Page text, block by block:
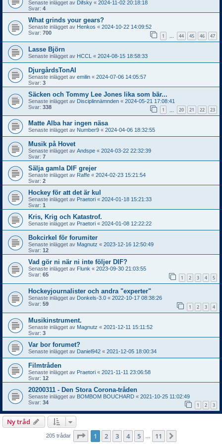
Senaste inlägget av Difsky « 2024-11-02 20:18:18
Svar: 4
What grinds your gears?
Senaste inlägget av Henkos « 2024-10-22 14:09:52
Svar: 700 1 … 44 45 46 47
Lasse Björn
Senaste inlägget av HCCL « 2024-08-15 18:58:33
DjurgårdsTonAI
Senaste inlägget av emilin « 2024-07-06 14:05:57
Svar: 3
Säcken och Tommy Lee Jones lika som bär...
Senaste inlägget av Disciplinnämnden « 2024-05-21 17:08:41
Svar: 338 1 20 21 22 23
Matte Alba har ingen näsa
Senaste inlägget av Number9 « 2024-04-06 18:32:55
Musik på Hovet
Senaste inlägget av Andspe « 2024-03-22 22:32:39
Svar: 7
Sälja gamla DIF grejer
Senaste inlägget av Raffe « 2024-02-23 15:21:54
Svar: 2
Hockey för att det är kul
Senaste inlägget av Praetori « 2024-01-18 15:21:33
Svar: 1
Kris, Krig och Katastrof.
Senaste inlägget av Praetori « 2024-01-08 12:22:22
Bokcirkel för forumiter
Senaste inlägget av Magnutz « 2023-12-16 12:50:49
Svar: 12
Vad gör ni när ni inte följer DIF?
Senaste inlägget av Flunk « 2023-09-30 21:03:55
Svar: 65 1 2 3 4 5
Hockeyjournalister och andra "experter"
Senaste inlägget av Donkels-3.0 « 2022-10-17 08:38:26
Svar: 59 1 2 3 4
Musikinstrument.
Senaste inlägget av Magnutz « 2021-12-11 15:11:52
Svar: 3
Var bor forumet?
Senaste inlägget av Daniel942 « 2021-12-05 18:00:34
Filmtråden
Senaste inlägget av Praetori « 2021-11-11 23:06:58
Svar: 12
20200311 - Den Stora Corona-tråden
Senaste inlägget av BOMBOM BOUCHARD « 2021-10-25 11:02:49
Svar: 34 1 2 3
Ny tråd
205 trådar Sida av 11
1 2 3 4 5 11